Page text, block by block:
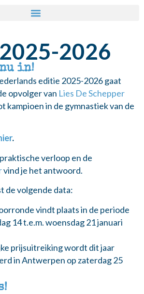
2026
in!
editie 2025-2026 gaat
opvolger van Lies De Schepper
kampioen in de gymnastiek van de
.
verloop en de
vind je het antwoord.
de volgende data:
vindt plaats in de periode
14 t.e.m. woensdag 21 januari
prijsuitreiking wordt dit jaar
in Antwerpen op zaterdag 25